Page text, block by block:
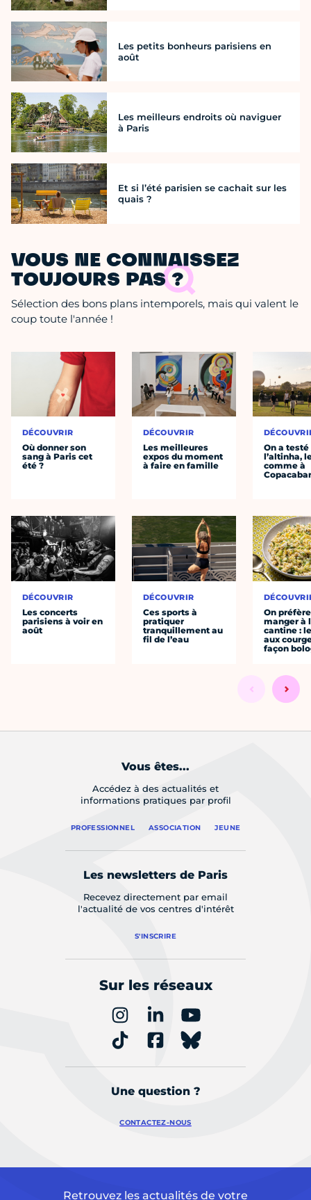
Les petits bonheurs parisiens en
août
Les meilleurs endroits où naviguer
à Paris
Et si l’été parisien se cachait sur les
quais ?
VOUS NE CONNAISSEZ
TOUJOURS PAS ?
Sélection des bons plans intemporels, mais qui valent le
coup toute l'année !
DÉCOUVRIR
Où donner son
sang à Paris cet
été ?
DÉCOUVRIR
Les concerts
parisiens à voir en
août
DÉCOUVRIR
Les meilleures
expos du moment
à faire en famille
DÉCOUVRIR
Ces sports à
pratiquer
tranquillement au
fil de l’eau
On a testé
l’altinha,
comme à
On préfère
manger à
cantine :
aux
façon
Vous êtes...
Accédez à des actualités et
informations pratiques par profil
PROFESSIONNEL ASSOCIATION JEUNE
Les newsletters de Paris
Recevez directement par email
l'actualité de vos centres d'intérêt
S'INSCRIRE
Sur les réseaux
Une question ?
CONTACTEZ-NOUS
Retrouvez les actualités de votre